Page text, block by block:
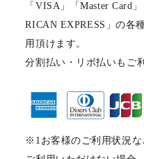
「VISA」「Master Card
RICAN EXPRESS」の各
用頂けます。
分割払い・リボ払いもご
※1お客様のご利用状況